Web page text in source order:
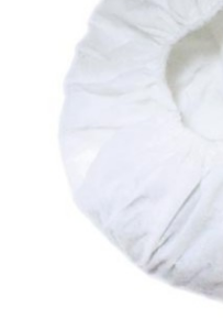
Endüstriyel Zemin Yıkama
Kıvırcık paspas
Mekanik Dış Alan